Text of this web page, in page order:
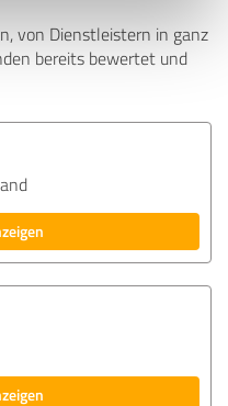
von Dienstleistern in ganz
bereits bewertet und